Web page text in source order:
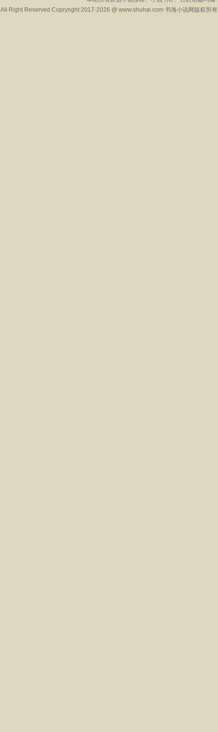
All Right Reserved Copryright 2017-2026 @ www.shuhai.com 书海小说网版权所